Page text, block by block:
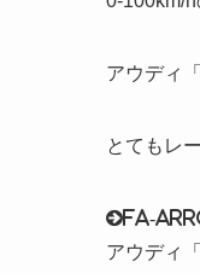
アウディ
とてもレ
fa-
アウディ